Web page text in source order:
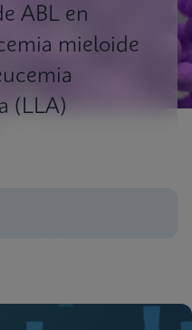
ABL en
mieloide
(LLA)